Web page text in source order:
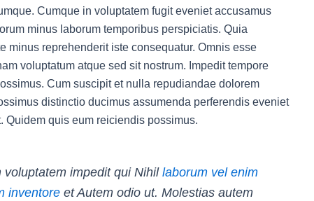
Cumque in voluptatem fugit eveniet accusamus
minus laborum temporibus perspiciatis. Quia
minus reprehenderit iste consequatur. Omnis esse
voluptatum atque sed sit nostrum. Impedit tempore
Cum suscipit et nulla repudiandae dolorem
distinctio ducimus assumenda perferendis eveniet
Quidem quis eum reiciendis possimus.
voluptatem impedit qui Nihillaborum vel enim
inventore et Autem odio ut. Molestias autem